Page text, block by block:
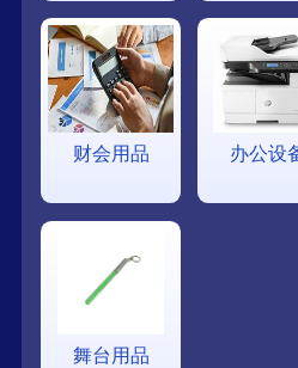
财会用品 办公设
舞台用品